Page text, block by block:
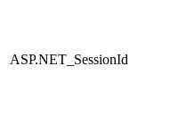
ASP.NET_SessionId